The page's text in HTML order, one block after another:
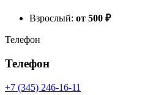
Взрослый: от 500 ₽
Телефон
Телефон
+7 (345) 246-16-11